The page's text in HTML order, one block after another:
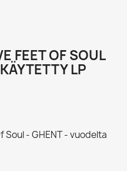
FEET OF SOUL
LP
- GHENT - vuodelta